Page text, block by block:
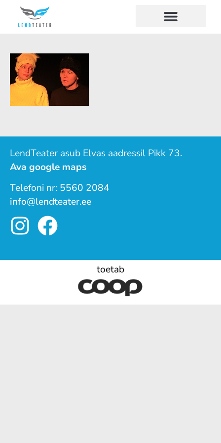
LendTeater asub Elvas aadressil Pikk 73.
Ava google maps
Telefoni nr: 5560 2084
info@lendteater.ee
toetab